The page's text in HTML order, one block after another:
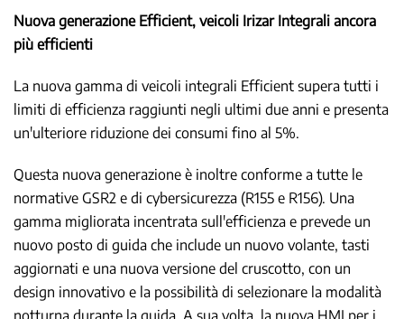
Nuova generazione Efficient, veicoli Irizar Integrali ancora
più efficienti
La nuova gamma di veicoli integrali Efficient supera tutti i
limiti di efficienza raggiunti negli ultimi due anni e presenta
un'ulteriore riduzione dei consumi fino al 5%.
Questa nuova generazione è inoltre conforme a tutte le
normative GSR2 e di cybersicurezza (R155 e R156). Una
gamma migliorata incentrata sull'efficienza e prevede un
nuovo posto di guida che include un nuovo volante, tasti
aggiornati e una nuova versione del cruscotto, con un
design innovativo e la possibilità di selezionare la modalità